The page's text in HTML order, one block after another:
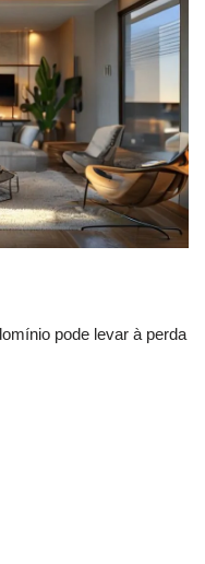
pode levar à perda